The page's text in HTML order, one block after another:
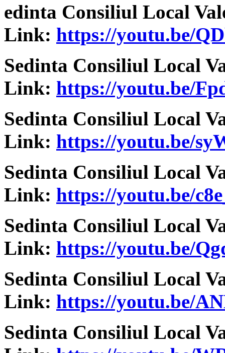
edinta Consiliul Local
Link: https://youtu.be/
Sedinta Consiliul Local
Link: https://youtu.be/
Sedinta Consiliul Local
Link: https://youtu.be/
Sedinta Consiliul Local
Link: https://youtu.be/
Sedinta Consiliul Local
Link: https://youtu.be/
Sedinta Consiliul Local
Link: https://youtu.be/
Sedinta Consiliul Local